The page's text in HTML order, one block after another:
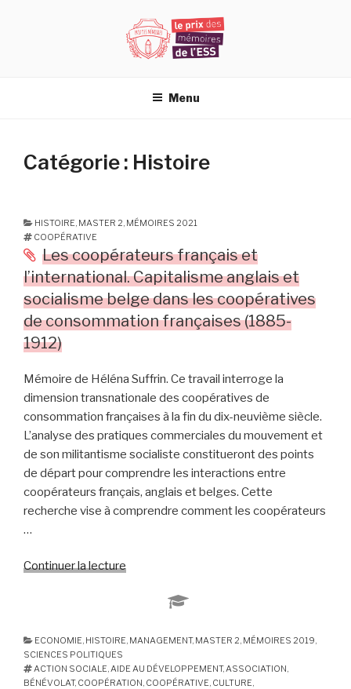
Menu
Catégorie : Histoire
HISTOIRE, MASTER 2, MÉMOIRES 2021
COOPÉRATIVE
Les coopérateurs français et
l’international. Capitalisme anglais et
socialisme belge dans les coopératives
de consommation françaises (1885-
1912)
Mémoire de Héléna Suffrin. Ce travail interroge la
dimension transnationale des coopératives de
consommation françaises à la fin du dix-neuvième siècle.
L’analyse des pratiques commerciales du mouvement et
de son militantisme socialiste constitueront des points
de départ pour comprendre les interactions entre
coopérateurs français, anglais et belges. Cette
recherche vise à comprendre comment les coopérateurs
…
Continuer la lecture
coopérateurs
et
l’international.
Capitalisme
ECONOMIE, HISTOIRE, MANAGEMENT, MASTER 2, MÉMOIRES 2019,
SCIENCES POLITIQUES
ACTION SOCIALE,AIDE AU DÉVELOPPEMENT,ASSOCIATION,
BÉNÉVOLAT, COOPÉRATION, COOPÉRATIVE, CULTURE,